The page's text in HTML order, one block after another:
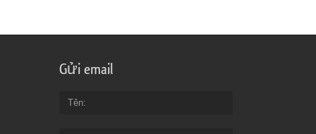
Gửi email
Tên